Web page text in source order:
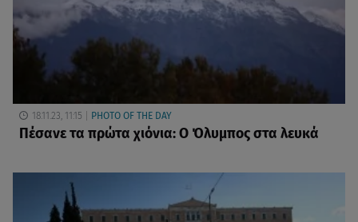
18.11.23, 11:15 PHOTO OF THE DAY
Πέσανε τα πρώτα χιόνια: Ο Όλυμπος στα λευκά